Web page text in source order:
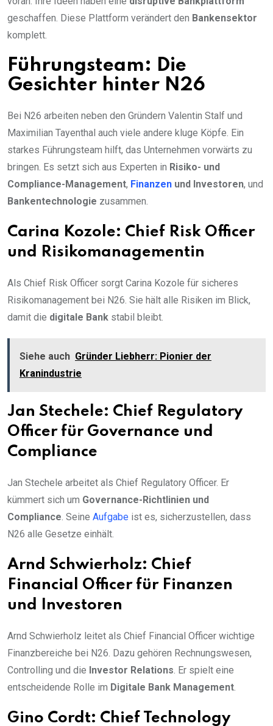
geschaffen. Diese Plattform verändert den Bankensektor
komplett.
Führungsteam: Die
Gesichter hinter N26
Bei N26 arbeiten neben den Gründern Valentin Stalf und
Maximilian Tayenthal auch viele andere kluge Köpfe. Ein
starkes Führungsteam hilft, das Unternehmen vorwärts zu
bringen. Es setzt sich aus Experten in Risiko- und
Compliance-Management, Finanzen und Investoren, und
Bankentechnologie zusammen.
Carina Kozole: Chief Risk Officer
und Risikomanagementin
Als Chief Risk Officer sorgt Carina Kozole für sicheres
Risikomanagement bei N26. Sie hält alle Risiken im Blick,
damit die digitale Bank stabil bleibt.
Siehe auch Gründer Liebherr: Pionier der
Kranindustrie
Jan Stechele: Chief Regulatory
Officer für Governance und
Compliance
Jan Stechele arbeitet als Chief Regulatory Officer. Er
kümmert sich um Governance-Richtlinien und
Compliance. Seine Aufgabe ist es, sicherzustellen, dass
N26 alle Gesetze einhält.
Arnd Schwierholz: Chief
Financial Officer für Finanzen
und Investoren
Arnd Schwierholz leitet als Chief Financial Officer wichtige
Finanzbereiche bei N26. Dazu gehören Rechnungswesen,
Controlling und die Investor Relations. Er spielt eine
entscheidende Rolle im Digitale Bank Management.
Gino Cordt: Chief Technology